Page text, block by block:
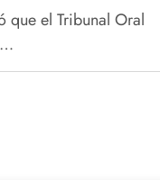
que el Tribunal Oral